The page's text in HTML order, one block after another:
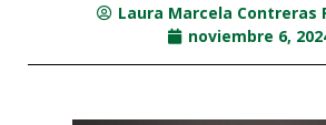
Laura Marcela Contreras
noviembre 6,